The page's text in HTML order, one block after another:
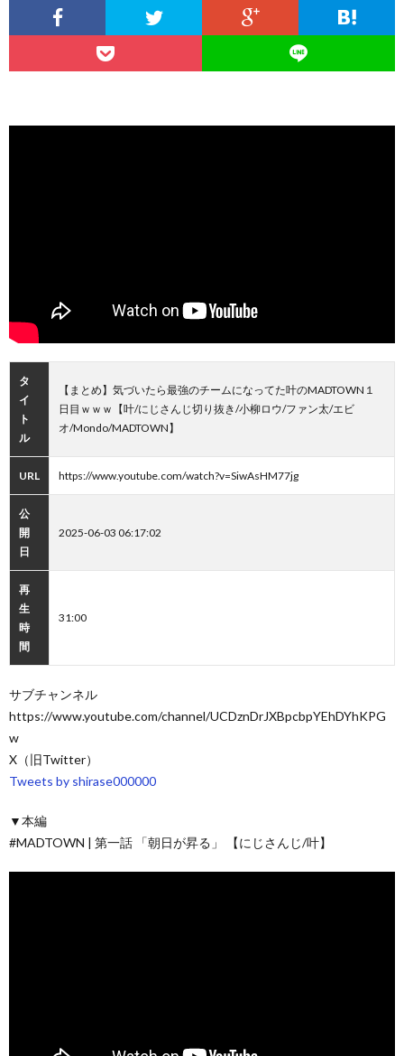
タ
イ
ト
ル
【まとめ】気づいたら最強のチームになってた叶のMADTOWN１
日目ｗｗｗ【叶/にじさんじ切り抜き/小柳ロウ/ファン太/エビ
オ/Mondo/MADTOWN】
URL https://www.youtube.com/watch?v=SiwAsHM77jg
公
開
日
2025-06-03 06:17:02
再
生
時
間
31:00
サブチャンネル
https://www.youtube.com/channel/UCDznDrJXBpcbpYEhDYhKPG
w
X（旧Twitter）
Tweets by shirase000000
▼本編
#MADTOWN | 第一話 「朝日が昇る」 【にじさんじ/叶】